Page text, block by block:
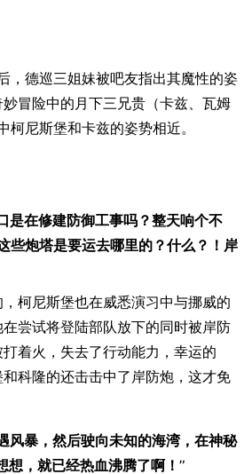
，德巡三姐妹被吧友指出其魔性的姿
冒险中的月下三兄贵（卡兹、瓦姆
柯尼斯堡和卡兹的姿势相近。
是在修建防御工事吗？整天响个不
些炮塔是要运去哪里的？什么？！岸
柯尼斯堡也在威悉演习中与挪威的
尝试将登陆部队放下的同时被岸防
着火，失去了行动能力，幸运的
科隆的还击击中了岸防炮，这才免
风暴，然后驶向未知的海湾，在神秘
，就已经热血沸腾了啊！ ”